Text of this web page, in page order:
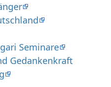
Seminare
Gedankenkraft